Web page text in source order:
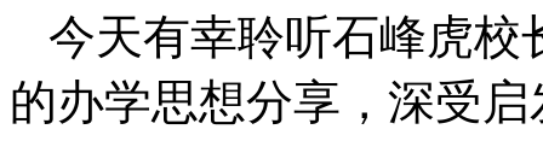
今天有幸聆听石峰虎校
的办学思想分享，深受